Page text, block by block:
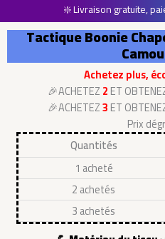
❇️ Livraison gratuite,
Tactique Boonie
Achetez plus,
🎉ACHETEZ2ET
🎉ACHETEZ3ET
Prix
Quantités
1 acheté
2 achetés
3 achetés